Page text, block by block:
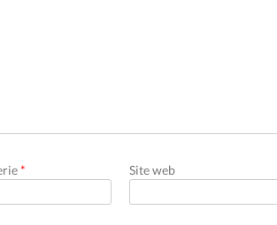
* Site web